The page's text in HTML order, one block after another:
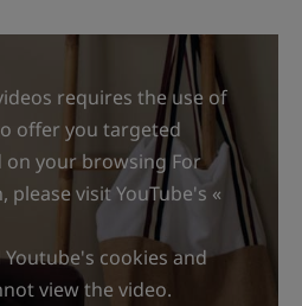
requires the use of
offer you targeted
on your browsing For
visit YouTube's «
cookies and
view the video.